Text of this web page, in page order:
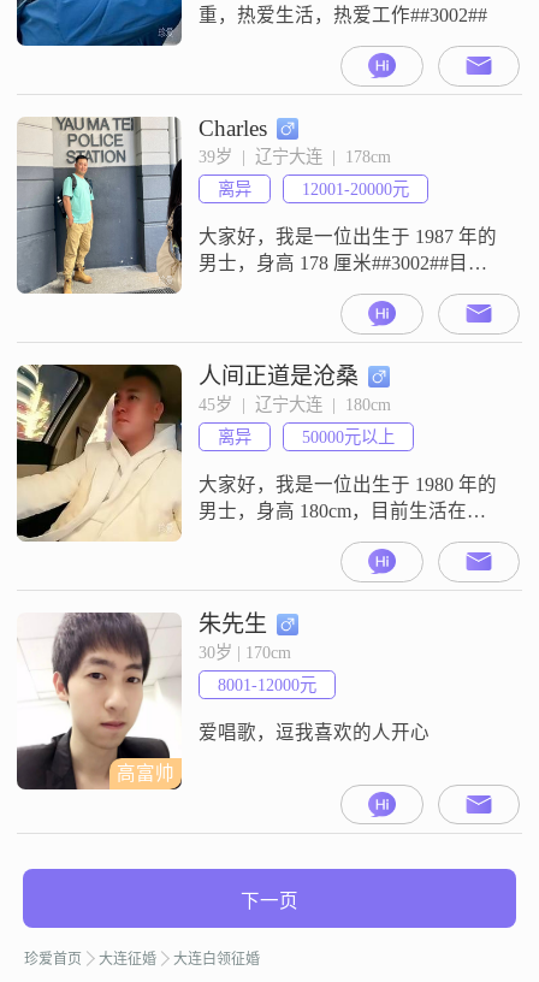
重，热爱生活，热爱工作##3002##
Charles
39岁  |  辽宁大连  |  178cm
离异
12001-20000元
大家好，我是一位出生于 1987 年的
男士，身高 178 厘米##3002##目前
我在大连工作，月收入在 12001 -
20000 元之间##3002##我的学历是高
中及以下##3002##我觉得自己是一
个挺不错的人##3002##在生活中，
我性格稳重可靠，特别有责任感，
无论是对家人还是对朋友都会全心
全意地付出##3
人间正道是沧桑
45岁  |  辽宁大连  |  180cm
离异
50000元以上
大家好，我是一位出生于 1980 年的
男士，身高 180cm，目前生活在大
连这座美丽的海滨城市##3002##我
性格方面比较自信果断，在处理各
种事情时能够迅速做出决策
##3002##我秉持着活在当下的理
念，珍惜眼前，用心感受生活的每
一个瞬间##3002##生活中的我有不
少爱好，比如热衷于美食探店，喜
欢穿梭在大街小巷，寻
高富帅
朱先生
30岁 | 170cm
8001-12000元
爱唱歌，逗我喜欢的人开心
下一页
珍爱首页 大连征婚 大连白领征婚